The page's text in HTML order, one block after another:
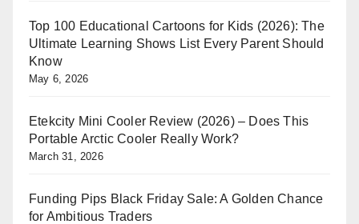
Top 100 Educational Cartoons for Kids (2026): The
Ultimate Learning Shows List Every Parent Should
Know
May 6, 2026
Etekcity Mini Cooler Review (2026) – Does This
Portable Arctic Cooler Really Work?
March 31, 2026
Funding Pips Black Friday Sale: A Golden Chance
for Ambitious Traders